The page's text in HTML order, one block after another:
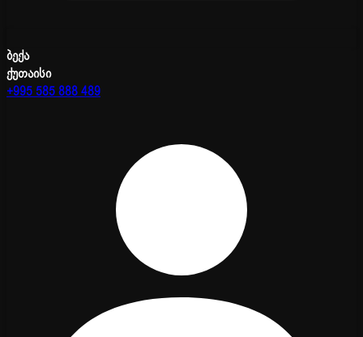
ბექა
ქუთაისი
+995 585 888 489